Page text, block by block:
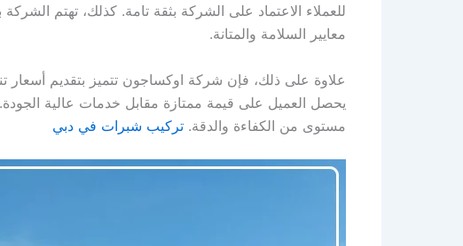
للعملاء الاعتماد على الشركة بثقة تامة. كذلك، تهتم
معايير السلامة والمتانة.
علاوة على ذلك، فإن شركة اوكساجون تتميز بتقديم أسعار
يحصل العميل على قيمة ممتازة مقابل خدمات عالية
مستوى من الكفاءة والدقة. تركيب شبرات في دبي